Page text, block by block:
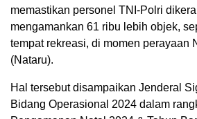
memastikan personel TNI-Polri
mengamankan 61 ribu lebih objek,
tempat rekreasi, di momen perayaan
(Nataru).
Hal tersebut disampaikan Jenderal
Bidang Operasional 2024 dalam